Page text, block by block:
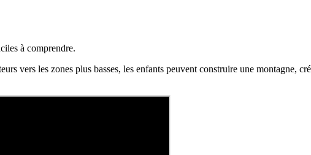
à comprendre.
vers les zones plus basses, les enfants peuvent construire une montagne,